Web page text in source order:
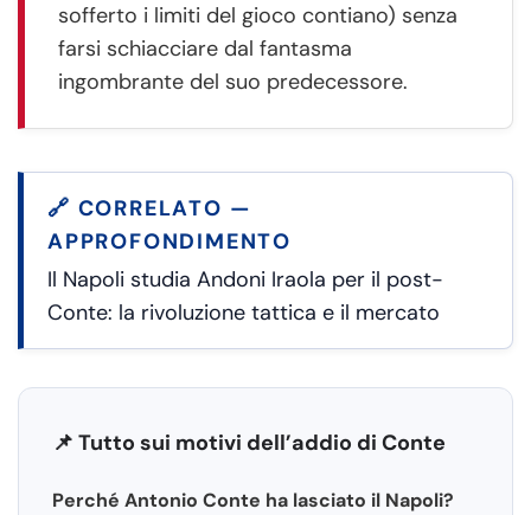
sofferto i limiti del gioco contiano) senza
farsi schiacciare dal fantasma
ingombrante del suo predecessore.
🔗 CORRELATO —
APPROFONDIMENTO
Il Napoli studia Andoni Iraola per il post-
Conte: la rivoluzione tattica e il mercato
📌 Tutto sui motivi dell’addio di Conte
Perché Antonio Conte ha lasciato il Napoli?